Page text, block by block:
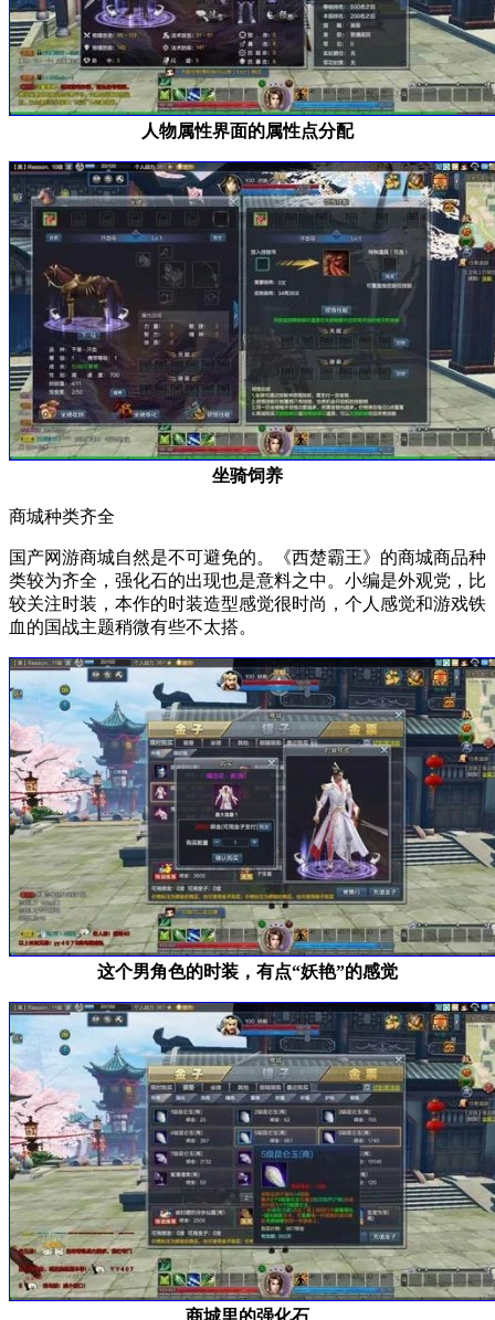
人物属性界面的属性点分配
坐骑饲养
商城种类齐全
国产网游商城自然是不可避免的。《西楚霸王》的商城商品种
类较为齐全，强化石的出现也是意料之中。小编是外观党，比
较关注时装，本作的时装造型感觉很时尚，个人感觉和游戏铁
血的国战主题稍微有些不太搭。
这个男角色的时装，有点“妖艳”的感觉
商城里的强化石